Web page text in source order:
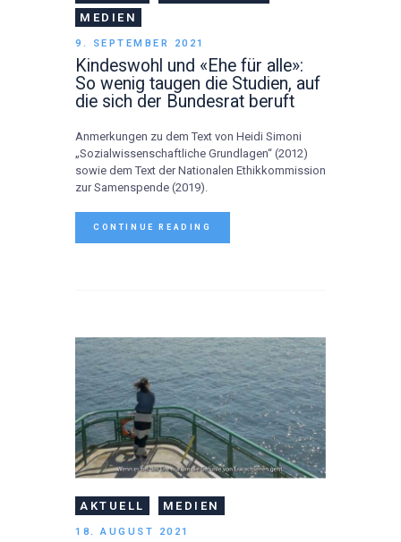
MEDIEN
9. SEPTEMBER 2021
Kindeswohl und «Ehe für alle»:
So wenig taugen die Studien, auf
die sich der Bundesrat beruft
Anmerkungen zu dem Text von Heidi Simoni
„Sozialwissenschaftliche Grundlagen“ (2012)
sowie dem Text der Nationalen Ethikkommission
zur Samenspende (2019).
CONTINUE READING
AKTUELL MEDIEN
18. AUGUST 2021